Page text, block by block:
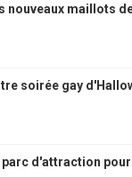
nouveaux maillots
soirée gay
parc d'attraction